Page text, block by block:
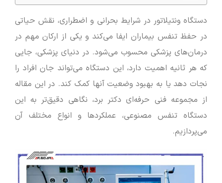
دستگاه ونتیلاتور در شرایط بحرانی و اضطراری، نقش حیاتی
در حفظ تنفس بیماران ایفا می‌کند و یکی از ارکان مهم در
درمان‌های پزشکی محسوب می‌شود. در دنیای پزشکی، جایی
که هر ثانیه اهمیت دارد، این دستگاه می‌تواند جان افراد را
نجات دهد یا به بهبود وضعیت آنها کمک کند. در این مقاله
از مجموعه فنی حرفه‌ای دکتر برد، نگاهی دقیق‌تر به این
دستگاه تنفس مصنوعی، عملکردها و انواع مختلف آن
می‌پردازیم.